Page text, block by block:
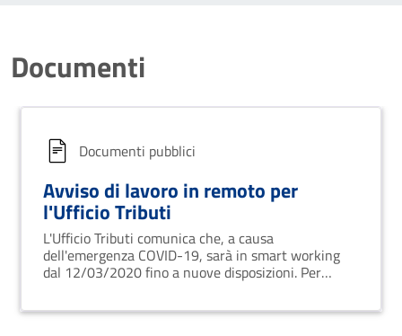
Documenti
Documenti pubblici
Avviso di lavoro in remoto per
l'Ufficio Tributi
L'Ufficio Tributi comunica che, a causa
dell'emergenza COVID-19, sarà in smart working
dal 12/03/2020 fino a nuove disposizioni. Per